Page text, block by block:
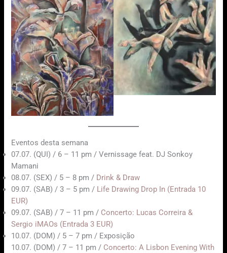
Eventos desta semana
07.07. (QUI) / 6 – 11 pm / Vernissage feat. DJ Sonkoy
Mamani
08.07. (SEX) / 5 – 8 pm / Drink & Draw
09.07. (SAB) / 3 – 5 pm / Life Drawing Drop In (Entrada 10
EUR)
09.07. (SAB) / 7 – 11 pm / Concerto: Lucas Correira &
Sergio iMAOs (Entrada 3 EUR)
10.07. (DOM) / 5 – 7 pm / Exposição
10.07. (DOM) / 7 – 11 pm / Concerto: A Lisbon Evening With